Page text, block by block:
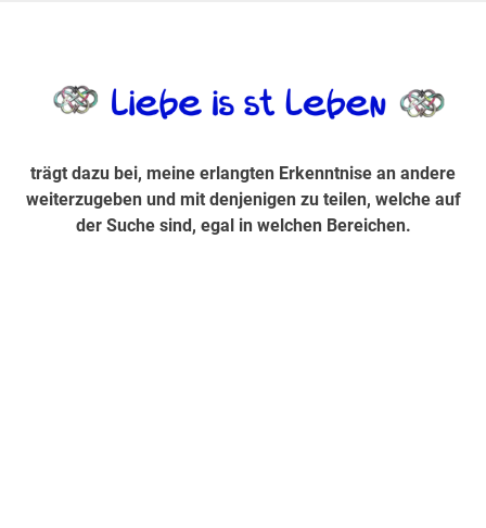
Suche sind, egal in welchen Bereichen.
trägt dazu bei, meine erlangten Erkenntnise an andere
weiterzugeben und mit denjenigen zu teilen, welche auf
der Suche sind, egal in welchen Bereichen.